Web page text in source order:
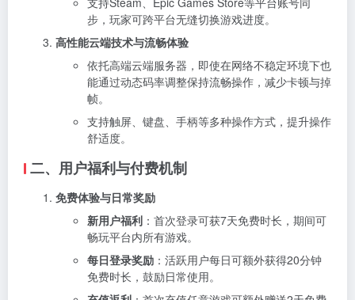
步，玩家可跨平台无缝切换游戏进度。
高性能云端技术与流畅体验
依托高端云端服务器，即使在网络不稳定环境下也
能通过动态码率调整保持流畅操作，减少卡顿与掉
帧。
支持触屏、键盘、手柄等多种操作方式，提升操作
舒适度。
二、用户福利与付费机制
免费体验与日常奖励
新用户福利 ：首次登录可获7天免费时长，期间可
畅玩平台内所有游戏。
每日登录奖励 ：活跃用户每日可额外获得20分钟
免费时长，鼓励日常使用。